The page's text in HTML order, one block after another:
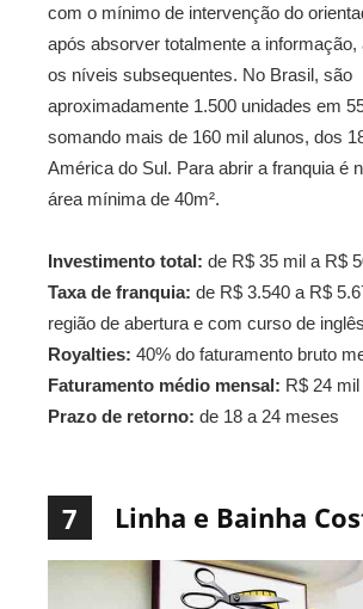
com o mínimo de intervenção do
após absorver totalmente a
os níveis subsequentes. No Brasil, são
aproximadamente 1.500 unidades em
somando mais de 160 mil alunos, dos
América do Sul. Para abrir a franquia é
área mínima de 40m².
Investimento total: de R$ 35 mil a R$
Taxa de franquia: de R$ 3.540 a R$
região de abertura e com curso de inglês
Royalties: 40% do faturamento bruto
Faturamento médio mensal: R$ 24 mil
Prazo de retorno: de 18 a 24 meses
7 Linha e Bainha